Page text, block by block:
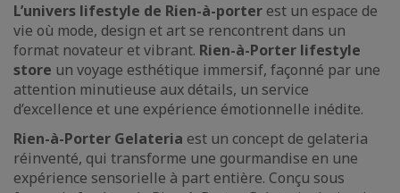
L’univers lifestyle de Rien-à-porter est un espace de
vie où mode, design et art se rencontrent dans un
format novateur et vibrant. Rien-à-Porter lifestyle
store un voyage esthétique immersif, façonné par une
attention minutieuse aux détails, un service
d’excellence et une expérience émotionnelle inédite.
Rien-à-Porter Gelateria est un concept de gelateria
réinventé, qui transforme une gourmandise en une
expérience sensorielle à part entière. Conçu sous